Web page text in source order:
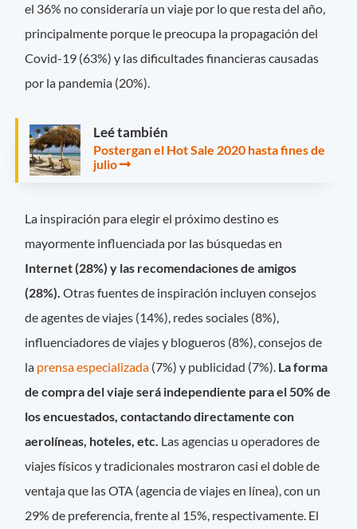
el 36% no consideraría un viaje por lo que resta del año,
principalmente porque le preocupa la propagación del
Covid-19 (63%) y las dificultades financieras causadas
por la pandemia (20%).
Leé también
Postergan el Hot Sale 2020 hasta fines de
julio
La inspiración para elegir el próximo destino es
mayormente influenciada por las búsquedas en
Internet (28%) y las recomendaciones de amigos
(28%).Otras fuentes de inspiración incluyen consejos
de agentes de viajes (14%), redes sociales (8%),
influenciadores de viajes y blogueros (8%), consejos de
la prensa especializada (7%) y publicidad (7%). La forma
de compra del viaje será independiente para el 50% de
los encuestados, contactando directamente con
aerolíneas, hoteles, etc. Las agencias u operadores de
viajes físicos y tradicionales mostraron casi el doble de
ventaja que las OTA (agencia de viajes en línea), con un
29% de preferencia, frente al 15%, respectivamente. El